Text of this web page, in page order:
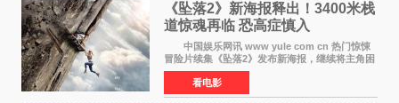
《坠落2》新海报释出！3400米栈
道惊魂再临 恐高症慎入
中国娱乐网讯 www yule com cn 热门惊悚
冒险片续集《坠落2》发布新海报，继续将主角困
于绝境高处——这一次，是摇摇欲坠的徒步栈
道。该片将于今年9月2日北美上映，恐高症患者
请提前做好心理
看电影